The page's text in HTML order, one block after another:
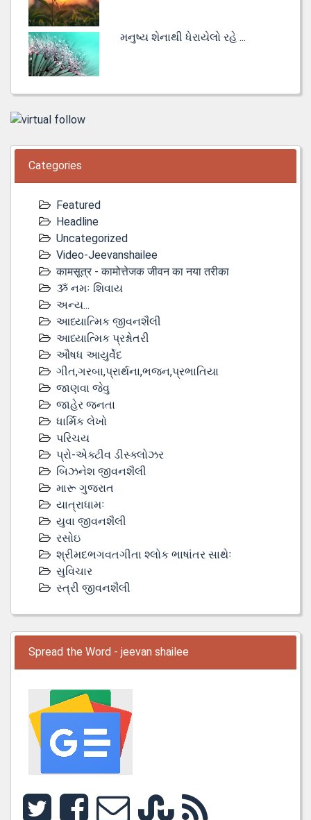
મનુષ્ય શેનાથી ધેરાયેલો રહે ...
Categories
Featured
Headline
Uncategorized
Video-Jeevanshailee
कामसूत्र - कामोत्तेजक जीवन का नया तरीका
ૐ નમઃ શિવાય
અન્ય...
આધ્યાત્મિક જીવનશૈલી
આધ્યાત્મિક પ્રશ્નોતરી
ઔષધ આયુર્વેદ
ગીત,ગરબા,પ્રાર્થના,ભજન,પ્રભાતિયા
જાણવા જેવુ
જાહેર જનતા
ધાર્મિક લેખો
પરિચય
પ્રો-એક્ટીવ ડીસ્‍ક્લોઝર
બિઝનેશ જીવનશૈલી
મારૂ ગુજરાત
યાત્રાધામઃ
યુવા જીવનશૈલી
રસોઇ
શ્રીમદભગવતગીતા શ્લોક ભાષાંતર સાથેઃ
સુવિચાર
સ્ત્રી જીવનશૈલી
Spread the Word - jeevan shailee